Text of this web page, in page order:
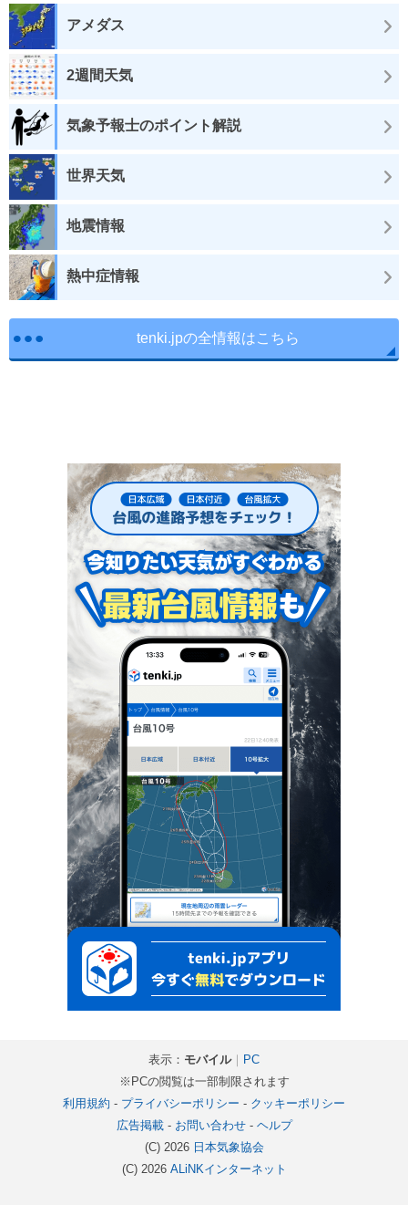
アメダス
2週間天気
気象予報士のポイント解説
世界天気
地震情報
熱中症情報
tenki.jpの全情報はこちら
表示： モバイル｜ PC
※PCの閲覧は一部制限されます
利用規約 - プライバシーポリシー - クッキーポリシー
広告掲載- お問い合わせ- ヘルプ
(C) 2026 日本気象協会
(C) 2026 ALiNKインターネット